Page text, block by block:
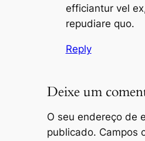
efficiantur vel
repudiare quo.
Reply
Deixe um
O seu endereço de
publicado. Campos